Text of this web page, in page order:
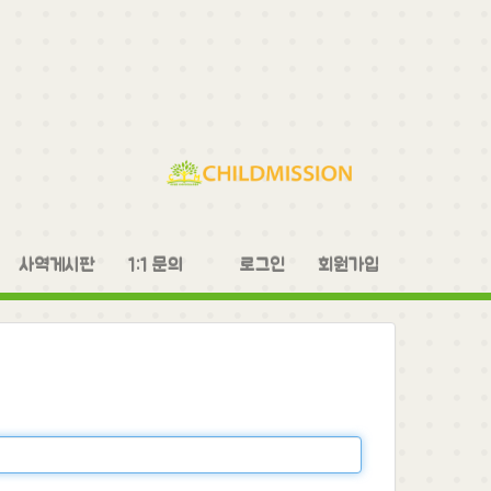
사역게시판 1:1 문의 로그인 회원가입